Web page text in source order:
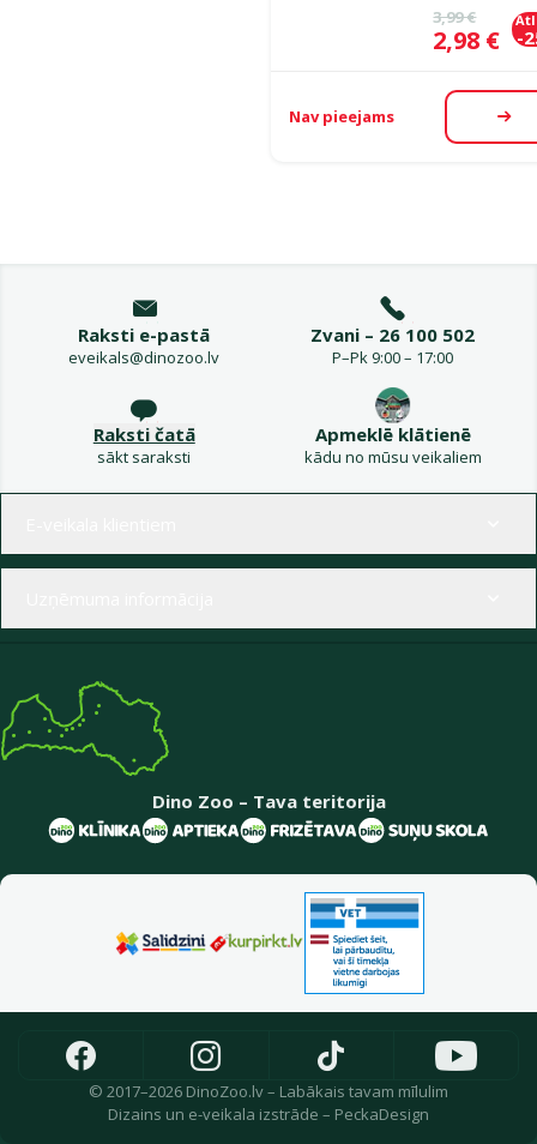
Oriģinālā
3,99 €
Cena
2,98 € -
Nav pieejams
Raksti e-pastā
eveikals@dinozoo.lv
Zvani – 26 100 502
P–Pk 9:00 – 17:00
Raksti čatā
sākt saraksti
Apmeklē klātienē
kādu no mūsu veikaliem
Dino Zoo – Tava teritorija
© 2017–2026 DinoZoo.lv – Labākais tavam mīlulim
Dizains un e-veikala izstrāde – PeckaDesign